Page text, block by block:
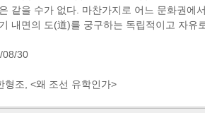
같을 수가 없다. 마찬가지로 어느 문화권에
내면의 도(道)를 궁구하는 독립적이고 자유
08/30
형조, <왜 조선 유학인가>